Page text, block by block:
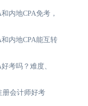
CPA免考，
CPA能互转
？难度、
师好考